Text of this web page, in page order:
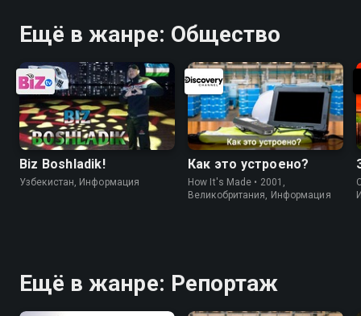
Ещё в жанре: Общество
Biz Boshladik!
Узбекистан, Информация
Как это устроено?
How It's Made • 2001,
Великобритания, Информация
Ещё в жанре: Репортаж